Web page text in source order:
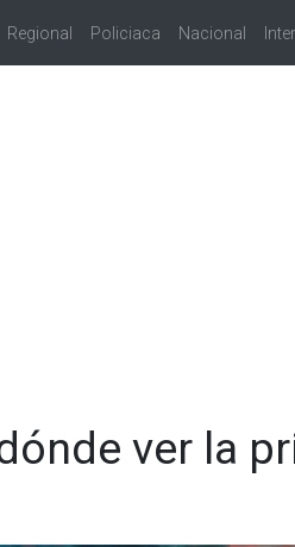
Regional Policiaca Nacional
ver la